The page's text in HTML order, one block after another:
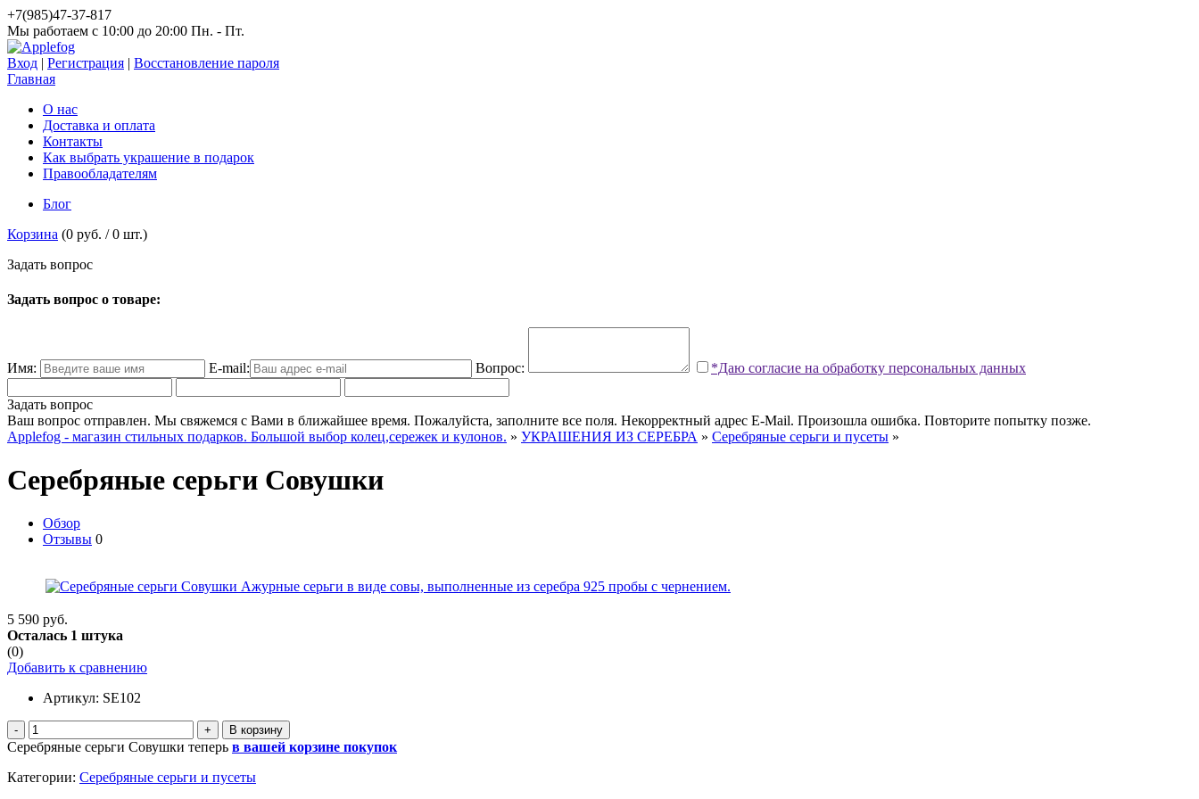
+7(985)47-37-817
Мы работаем c 10:00 до 20:00 Пн. - Пт.
Вход | Регистрация | Восстановление пароля
Главная
О нас
Доставка и оплата
Контакты
Как выбрать украшение в подарок
Правообладателям
Блог
Корзина (0 руб. /0 шт.)
Задать вопрос
Задать вопрос о товаре:
Имя: E-mail: Вопрос: *Даю согласие на обработку персональных данных
Задать вопрос
Ваш вопрос отправлен. Мы свяжемся с Вами в ближайшее время. Пожалуйста, заполните все поля. Некорректный адрес E-Mail. Произошла ошибка. Повторите попытку позже.
Applefog - магазин стильных подарков. Большой выбор колец,сережек и кулонов. » УКРАШЕНИЯ ИЗ СЕРЕБРА » Серебряные серьги и пусеты »
Серебряные серьги Совушки
Обзор
Отзывы 0
5 590 руб.
Осталась 1 штука
(0)
Добавить к сравнению
Артикул: SE102
- +
Серебряные серьги Совушки теперь в вашей корзине покупок
Категории: Серебряные серьги и пусеты